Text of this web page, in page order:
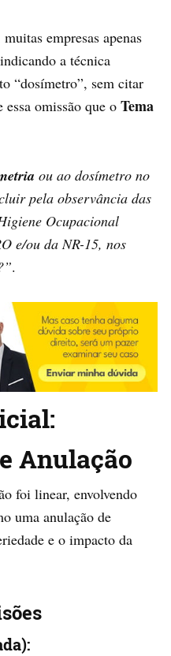
empresas apenas
a técnica
“dosímetro”, sem citar
omissão que o Tema
ou ao dosímetro no
pela observância das
Ocupacional
e/ou da NR-15, nos
.
Anulação
foi linear, envolvendo
uma anulação de
e o impacto da